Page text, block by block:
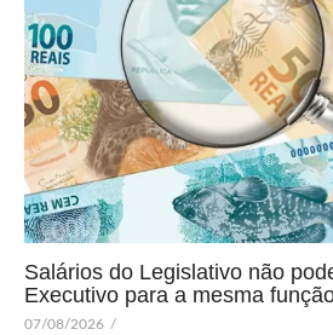
Salários do Legislativo não
Executivo para a mesma
07/08/2026 /